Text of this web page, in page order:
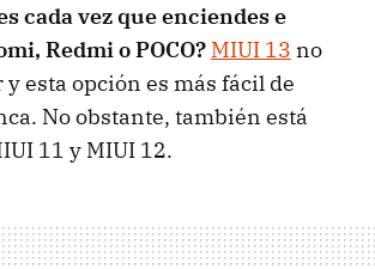
cada vez que enciendes e
Redmi o POCO? MIUI 13 no
esta opción es más fácil de
No obstante, también está
11 y MIUI 12.